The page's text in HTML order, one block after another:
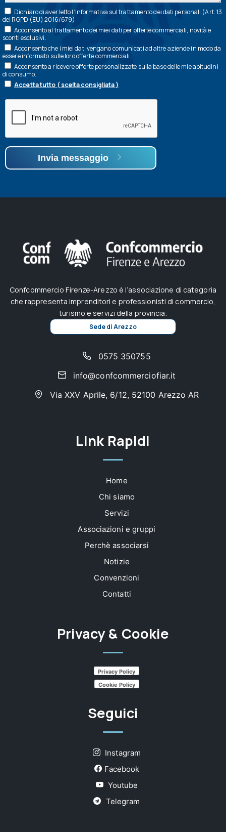
Dichiaro di aver letto l’Informativa sul trattamento dei dati personali (Art. 13
del RGPD (EU) 2016/679)
Acconsento al trattamento dei miei dati per offerte commerciali, novità e
sconti esclusivi.
Acconsento che i miei dati vengano comunicati ad altre aziende in modo da
essere informato sulle loro offerte commerciali.
Acconsento a ricevere offerte personalizzate sulla base delle mie abitudini
di consumo.
Accetta tutto ( scelta consigliata )
Invia messaggio
Confcommercio Firenze-Arezzo è l’associazione di categoria
che rappresenta imprenditori e professionisti di commercio,
turismo e servizi della provincia.
Sede di Arezzo
0575 350755
info@confcommerciofiar.it
Via XXV Aprile, 6/12, 52100 Arezzo AR
Link Rapidi
Home
Chi siamo
Servizi
Associazioni e gruppi
Perchè associarsi
Notizie
Convenzioni
Contatti
Privacy & Cookie
Privacy Policy
Cookie Policy
Seguici
Instagram
Facebook
Youtube
Telegram